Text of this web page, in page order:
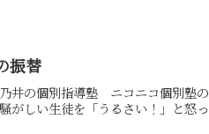
振替
井の個別指導塾 ニコニコ個別塾
がしい生徒を「うるさい！」と怒